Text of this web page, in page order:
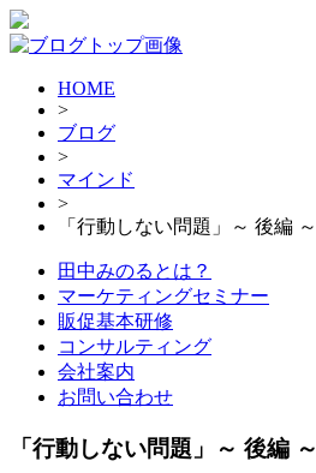
HOME
>
ブログ
>
マインド
>
「行動しない問題」～ 後編 ～
田中みのるとは？
マーケティングセミナー
販促基本研修
コンサルティング
会社案内
お問い合わせ
「行動しない問題」～ 後編 ～